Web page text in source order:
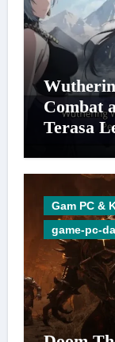
Combat
Terasa
Gam PC &
game-pc-